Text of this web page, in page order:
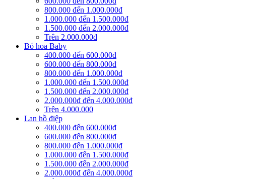
800.000 đến 1.000.000đ
1.000.000 đến 1.500.000đ
1.500.000 đến 2.000.000đ
Trên 2.000.000đ
Bó hoa Baby
400.000 đến 600.000đ
600.000 đến 800.000đ
800.000 đến 1.000.000đ
1.000.000 đến 1.500.000đ
1.500.000 đến 2.000.000đ
2.000.000đ đến 4.000.000đ
Trên 4.000.000
Lan hồ điệp
400.000 đến 600.000đ
600.000 đến 800.000đ
800.000 đến 1.000.000đ
1.000.000 đến 1.500.000đ
1.500.000 đến 2.000.000đ
2.000.000đ đến 4.000.000đ